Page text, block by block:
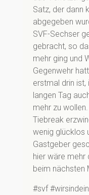
Satz, der dann
abgegeben
SVF-Sechser
gebracht, so
mehr ging und
Gegenwehr
erstmal drin
langen Tag
mehr zu
Tiebreak
wenig glücklos
Gastgeber
hier wäre mehr
beim nächsten
#svf